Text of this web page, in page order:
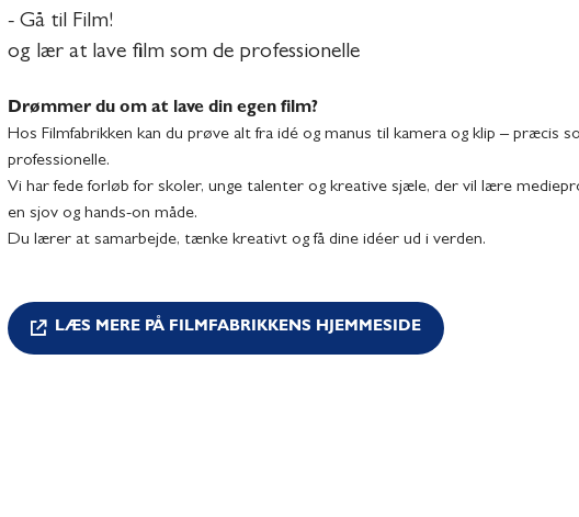
- Gå til Film!
og lær at lave film som de professionelle
Drømmer du om at lave din egen film?
Hos Filmfabrikken kan du prøve alt fra idé og manus til kamera og klip – præcis
professionelle.
Vi har fede forløb for skoler, unge talenter og kreative sjæle, der vil lære
en sjov og hands-on måde.
Du lærer at samarbejde, tænke kreativt og få dine idéer ud i verden.
LÆS MERE PÅ FILMFABRIKKENS HJEMMESIDE